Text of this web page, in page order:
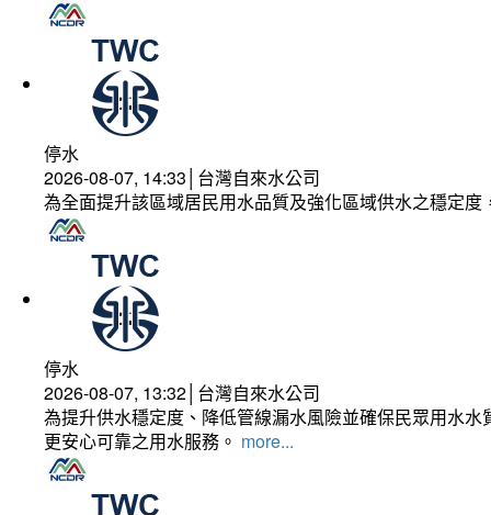
停水
2026-08-07, 14:33│台灣自來水公司
為全面提升該區域居民用水品質及強化區域供水之穩定
停水
2026-08-07, 13:32│台灣自來水公司
為提升供水穩定度、降低管線漏水風險並確保民眾用水
更安心可靠之用水服務。 more...